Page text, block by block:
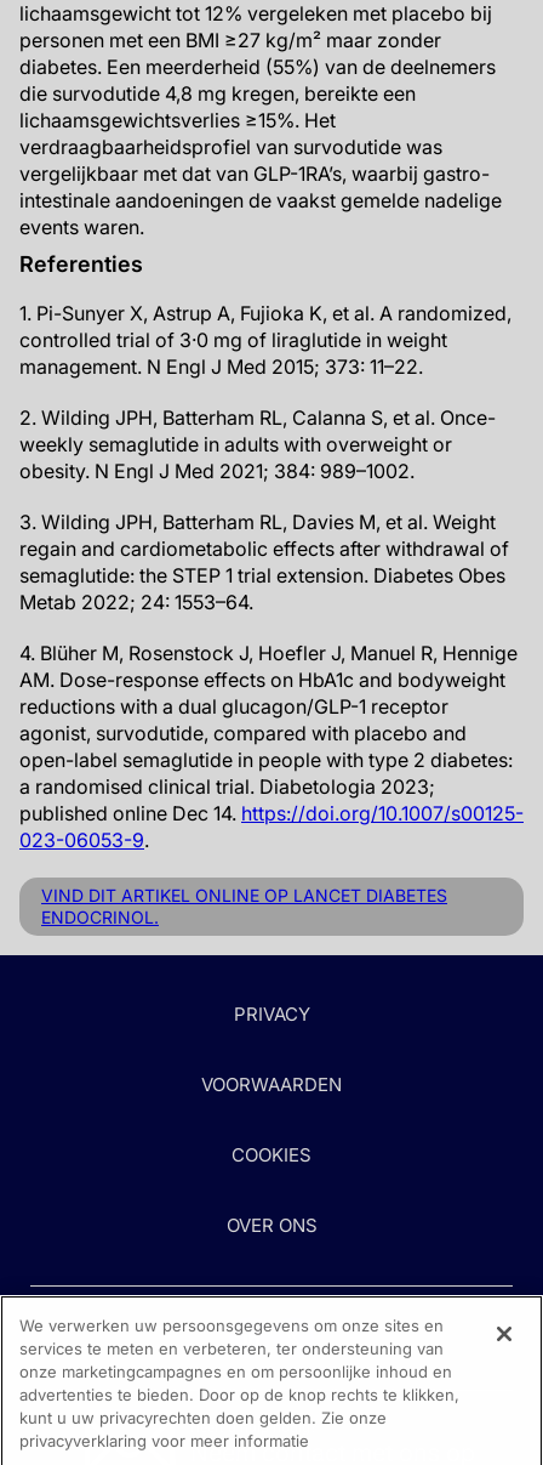
lichaamsgewicht tot 12% vergeleken met placebo bij
personen met een BMI ≥27 kg/m² maar zonder
diabetes. Een meerderheid (55%) van de deelnemers
die survodutide 4,8 mg kregen, bereikte een
lichaamsgewichtsverlies ≥15%. Het
verdraagbaarheidsprofiel van survodutide was
vergelijkbaar met dat van GLP-1RA’s, waarbij gastro-
intestinale aandoeningen de vaakst gemelde nadelige
events waren.
Referenties
1. Pi-Sunyer X, Astrup A, Fujioka K, et al. A randomized,
controlled trial of 3·0 mg of liraglutide in weight
management. N Engl J Med 2015; 373: 11–22.
2. Wilding JPH, Batterham RL, Calanna S, et al. Once-
weekly semaglutide in adults with overweight or
obesity. N Engl J Med 2021; 384: 989–1002.
3. Wilding JPH, Batterham RL, Davies M, et al. Weight
regain and cardiometabolic effects after withdrawal of
semaglutide: the STEP 1 trial extension. Diabetes Obes
Metab 2022; 24: 1553–64.
4. Blüher M, Rosenstock J, Hoefler J, Manuel R, Hennige
AM. Dose-response effects on HbA1c and bodyweight
reductions with a dual glucagon/GLP-1 receptor
agonist, survodutide, compared with placebo and
open-label semaglutide in people with type 2 diabetes:
a randomised clinical trial. Diabetologia 2023;
published online Dec 14. https://doi.org/10.1007/s00125-
023-06053-9.
VIND DIT ARTIKEL ONLINE OP LANCET DIABETES
ENDOCRINOL.
PRIVACY
VOORWAARDEN
COOKIES
OVER ONS
Heeft u hulp nodig?
Neem contact met ons op
We verwerken uw persoonsgegevens om onze sites en
services te meten en verbeteren, ter ondersteuning van
onze marketingcampagnes en om persoonlijke inhoud en
advertenties te bieden. Door op de knop rechts te klikken,
kunt u uw privacyrechten doen gelden. Zie onze
privacyverklaring voor meer informatie